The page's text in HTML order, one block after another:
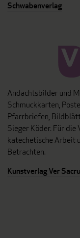
Schwabenverlag
Andachtsbilder und
Schmuckkarten,
Pfarrbriefen,
Sieger Köder. Für die
katechetische Arbeit
Betrachten.
Kunstverlag Ver